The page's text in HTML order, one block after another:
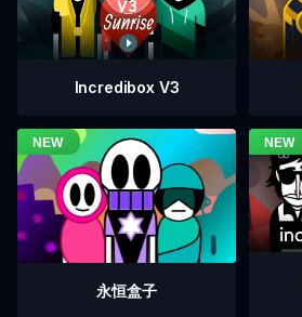
Incredibox V3
永恒盒子